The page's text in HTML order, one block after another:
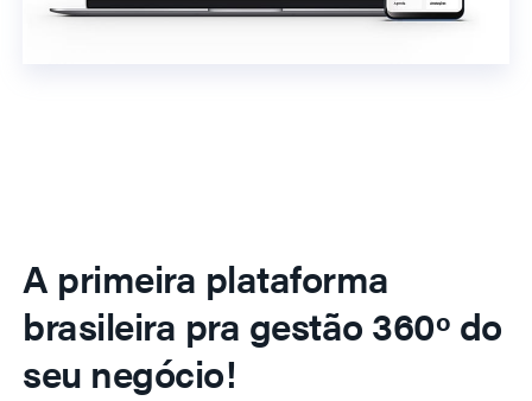
A primeira plataforma
brasileira pra gestão 360º do
seu negócio!